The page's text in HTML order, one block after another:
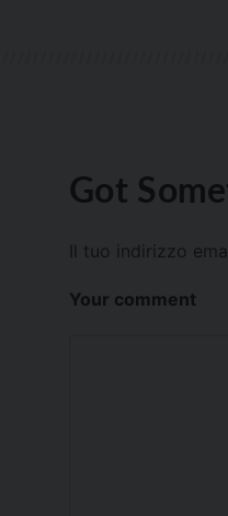
Got
Il tuo indirizzo
Your comment